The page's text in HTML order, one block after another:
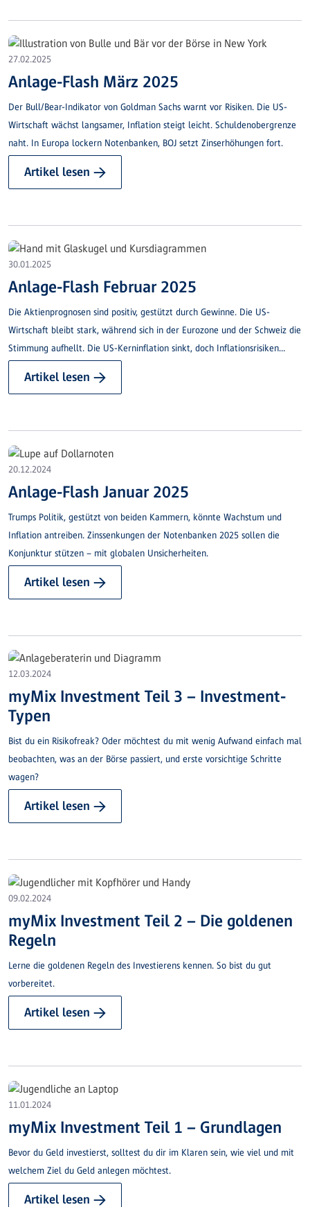
27.02.2025
Anlage-Flash März 2025
Der Bull/Bear-Indikator von Goldman Sachs warnt vor Risiken. Die US-
Wirtschaft wächst langsamer, Inflation steigt leicht. Schuldenobergrenze
naht. In Europa lockern Notenbanken, BOJ setzt Zinserhöhungen fort.
Artikel lesen →
30.01.2025
Anlage-Flash Februar 2025
Die Aktienprognosen sind positiv, gestützt durch Gewinne. Die US-
Wirtschaft bleibt stark, während sich in der Eurozone und der Schweiz die
Stimmung aufhellt. Die US-Kerninflation sinkt, doch Inflationsrisiken
Artikel lesen →
20.12.2024
Anlage-Flash Januar 2025
Trumps Politik, gestützt von beiden Kammern, könnte Wachstum und
Inflation antreiben. Zinssenkungen der Notenbanken 2025 sollen die
Konjunktur stützen – mit globalen Unsicherheiten.
Artikel lesen →
12.03.2024
myMix Investment Teil 3 – Investment-
Typen
Bist du ein Risikofreak? Oder möchtest du mit wenig Aufwand einfach mal
beobachten, was an der Börse passiert, und erste vorsichtige Schritte
wagen?
Artikel lesen →
09.02.2024
myMix Investment Teil 2 – Die goldenen
Regeln
Lerne die goldenen Regeln des Investierens kennen. So bist du gut
vorbereitet.
Artikel lesen →
11.01.2024
myMix Investment Teil 1 – Grundlagen
Bevor du Geld investierst, solltest du dir im Klaren sein, wie viel und mit
welchem Ziel du Geld anlegen möchtest.
Artikel lesen →